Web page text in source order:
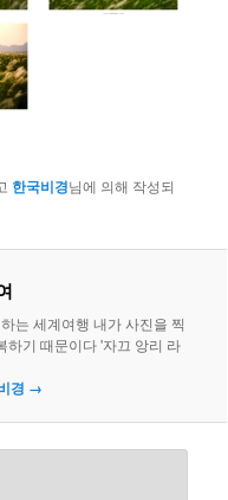
한국비경님에 의해 작성되
는 세계여행 내가 사진을 찍
하기 때문이다 '자끄 앙리 라
경 →